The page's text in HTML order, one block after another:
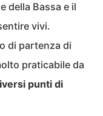
della Bassa e il
vivi.
di partenza di
praticabile da
punti di